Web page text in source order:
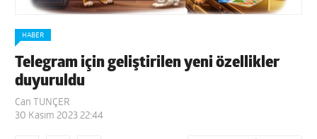
HABER
Telegram için geliştirilen yeni özellikler
duyuruldu
Can TUNÇER
30 Kasım 2023 22:44